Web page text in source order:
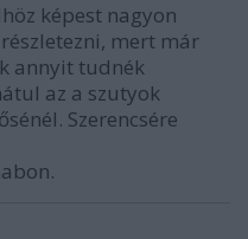
képest nagyon
mert már
annyit tudnék
az a szutyok
Szerencsére